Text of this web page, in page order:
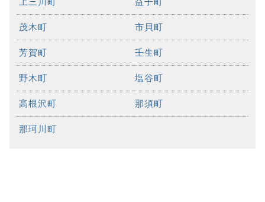
茂木町 市貝町
芳賀町 壬生町
野木町 塩谷町
高根沢町 那須町
那珂川町